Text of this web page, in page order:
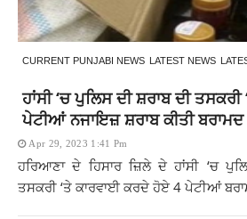
CURRENT PUNJABI NEWS LATEST NEWS
ਹਾਂਸੀ ‘ਚ ਪੁਲਿਸ ਦੀ ਸ਼ਰਾਬ ਦੀ
ਪੇਟੀਆਂ ਨਜਾਇਜ਼ ਸ਼ਰਾਬ ਕੀਤੀ ਬਰਾਮਦ
Apr 29, 2023 1:41 Pm
ਹਰਿਆਣਾ ਦੇ ਹਿਸਾਰ ਜ਼ਿਲੇ ਦੇ ਹਾਂਸੀ ‘ਚ
ਤਸਕਰੀ ‘ਤੇ ਕਾਰਵਾਈ ਕਰਦੇ ਹੋਏ 4 ਪੇਟੀਆਂ